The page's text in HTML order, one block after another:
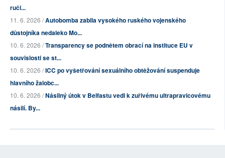
ruči...
11. 6. 2026 /Autobomba zabila vysokého ruského vojenského
důstojníka nedaleko Mo...
10. 6. 2026 /Transparency se podnětem obrací na instituce EU v
souvislosti se st...
10. 6. 2026 /ICC po vyšetřování sexuálního obtěžování suspenduje
hlavního žalobc...
10. 6. 2026 /Násilný útok v Belfastu vedl k zuřivému ultrapravicovému
násilí. By...